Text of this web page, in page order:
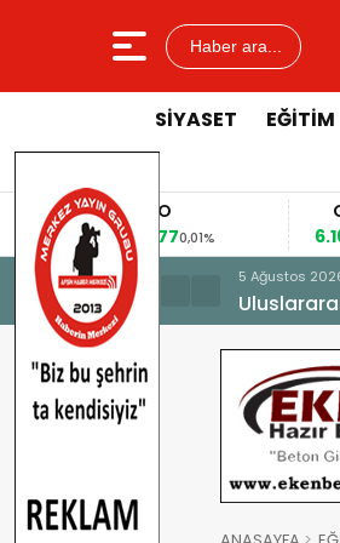
Haber ara...
SİYASET EĞİTİM
EURO
53,8477 0,01%
GRAM
6.168,06
5 Ağustos